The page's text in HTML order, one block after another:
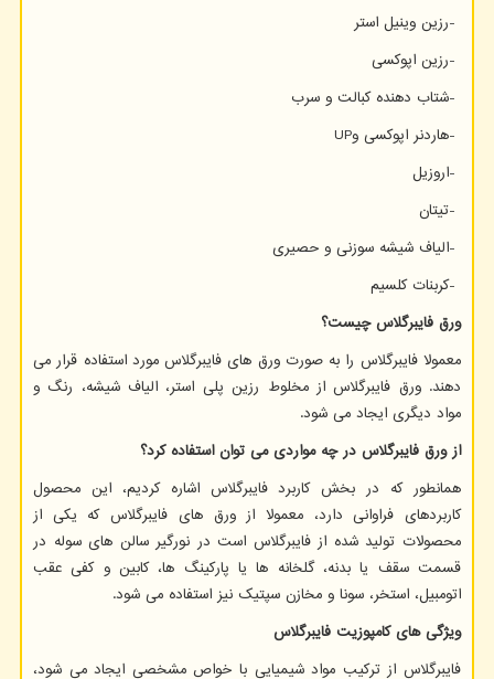
-رزین وینیل استر
-رزین اپوکسی
-شتاب دهنده کبالت و سرب
-هاردنر اپوکسی وUP
-اروزیل
-تیتان
-الیاف شیشه سوزنی و حصیری
-کربنات کلسیم
ورق فایبرگلاس چیست؟
معمولا فایبرگلاس را به صورت ورق های فایبرگلاس مورد استفاده قرار می
دهند. ورق فایبرگلاس از مخلوط رزین پلی استر، الیاف شیشه، رنگ و
مواد دیگری ایجاد می شود.
از ورق فایبرگلاس در چه مواردی می توان استفاده کرد؟
همانطور که در بخش کاربرد فایبرگلاس اشاره کردیم، این محصول
کاربردهای فراوانی دارد، معمولا از ورق های فایبرگلاس که یکی از
محصولات تولید شده از فایبرگلاس است در نورگیر سالن های سوله در
قسمت سقف یا بدنه، گلخانه ها یا پارکینگ ها، کابین و کفی عقب
اتومبیل، استخر، سونا و مخازن سپتیک نیز استفاده می شود.
ویژگی های کامپوزیت فایبرگلاس
فایبرگلاس از ترکیب مواد شیمیایی با خواص مشخصی ایجاد می شود،